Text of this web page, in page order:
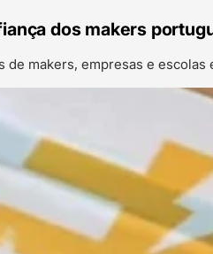
dos makers
de makers, empresas e escolas